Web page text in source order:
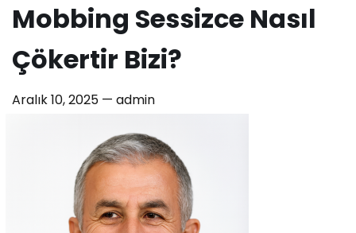
Mobbing Sessizce Nasıl
Çökertir Bizi?
Aralık 10, 2025 — admin